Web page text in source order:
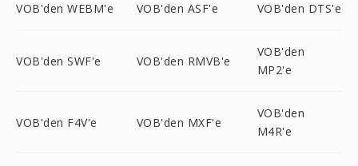
VOB'den WEBM'e VOB'den ASF'e VOB'den DTS'e
VOB'den SWF'e VOB'den RMVB'e
VOB'den
MP2'e
VOB'den F4V'e VOB'den MXF'e
VOB'den
M4R'e